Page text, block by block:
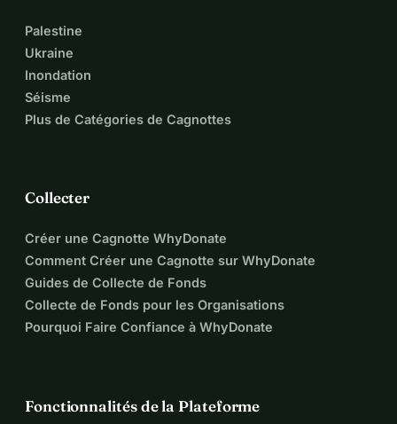
Palestine
Ukraine
Inondation
Séisme
Plus de Catégories de Cagnottes
Collecter
Créer une Cagnotte WhyDonate
Comment Créer une Cagnotte sur WhyDonate
Guides de Collecte de Fonds
Collecte de Fonds pour les Organisations
Pourquoi Faire Confiance à WhyDonate
Fonctionnalités de la Plateforme